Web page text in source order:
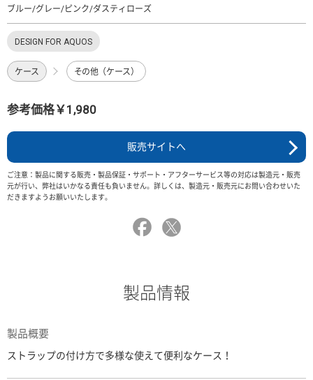
ブルー/グレー/ピンク/ダスティローズ
DESIGN FOR AQUOS
ケース その他（ケース）
参考価格￥1,980
販売サイトへ
ご注意：製品に関する販売・製品保証・サポート・アフターサービス等の対応は製造元・販売
元が行い、弊社はいかなる責任も負いません。詳しくは、製造元・販売元にお問い合わせいた
だきますようお願いいたします。
製品情報
製品概要
ストラップの付け方で多様な使えて便利なケース！